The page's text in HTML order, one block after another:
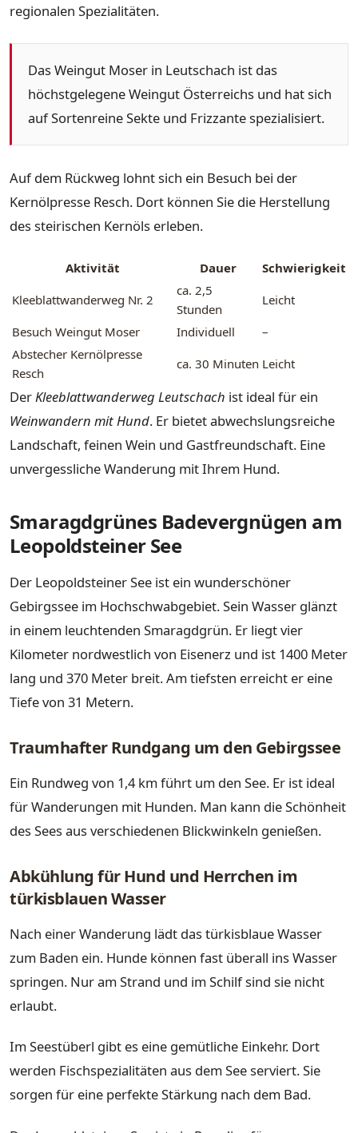
regionalen Spezialitäten.
Das Weingut Moser in Leutschach ist das
höchstgelegene Weingut Österreichs und hat sich
auf Sortenreine Sekte und Frizzante spezialisiert.
Auf dem Rückweg lohnt sich ein Besuch bei der
Kernölpresse Resch. Dort können Sie die Herstellung
des steirischen Kernöls erleben.
Aktivität Dauer
Schwierigkeit
Kleeblattwanderweg Nr. 2
ca. 2,5
Stunden
Leicht
Besuch Weingut Moser
Individuell
–
Abstecher Kernölpresse
Resch
ca. 30 Minuten Leicht
Der Kleeblattwanderweg Leutschach ist ideal für ein
Weinwandern mit Hund. Er bietet abwechslungsreiche
Landschaft, feinen Wein und Gastfreundschaft. Eine
unvergessliche Wanderung mit Ihrem Hund.
Smaragdgrünes Badevergnügen am
Leopoldsteiner See
Der Leopoldsteiner See ist ein wunderschöner
Gebirgssee im Hochschwabgebiet. Sein Wasser glänzt
in einem leuchtenden Smaragdgrün. Er liegt vier
Kilometer nordwestlich von Eisenerz und ist 1400 Meter
lang und 370 Meter breit. Am tiefsten erreicht er eine
Tiefe von 31 Metern.
Traumhafter Rundgang um den Gebirgssee
Ein Rundweg von 1,4 km führt um den See. Er ist ideal
für Wanderungen mit Hunden. Man kann die Schönheit
des Sees aus verschiedenen Blickwinkeln genießen.
Abkühlung für Hund und Herrchen im
türkisblauen Wasser
Nach einer Wanderung lädt das türkisblaue Wasser
zum Baden ein. Hunde können fast überall ins Wasser
springen. Nur am Strand und im Schilf sind sie nicht
erlaubt.
Im Seestüberl gibt es eine gemütliche Einkehr. Dort
werden Fischspezialitäten aus dem See serviert. Sie
sorgen für eine perfekte Stärkung nach dem Bad.